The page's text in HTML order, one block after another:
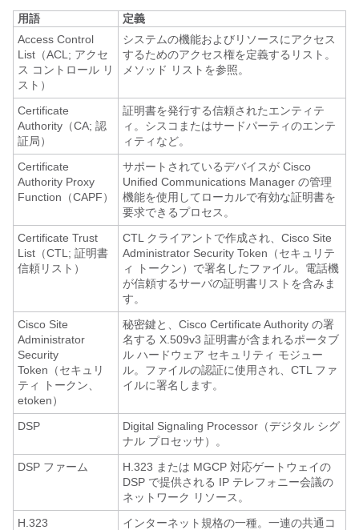
用語
定義
Access Control
List（ACL; アクセ
ス コントロール リ
スト）
システムの機能およびリソースにアクセス
するためのアクセス権を定義するリスト。
メソッド リストを参照。
Certificate
Authority（CA; 認
証局）
証明書を発行する信頼されたエンティテ
ィ。シスコまたはサードパーティのエンテ
ィティなど。
Certificate
Authority Proxy
Function（CAPF）
サポートされているデバイスが Cisco
Unified Communications Manager の管理
機能を使用してローカルで有効な証明書を
要求できるプロセス。
Certificate Trust
List（CTL; 証明書
信頼リスト）
CTL クライアントで作成され、Cisco Site
Administrator Security Token（セキュリテ
ィ トークン）で署名したファイル。電話機
が信頼するサーバの証明書リストを含みま
す。
Cisco Site
Administrator
Security
Token（セキュリ
ティ トークン、
etoken）
秘密鍵と、Cisco Certificate Authority の署
名する X.509v3 証明書が含まれるポータブ
ル ハードウェア セキュリティ モジュー
ル。ファイルの認証に使用され、CTL ファ
イルに署名します。
DSP
Digital Signaling Processor（デジタル シグ
ナル プロセッサ）。
DSP ファーム
H.323 または MGCP 対応ゲートウェイの
DSP で提供される IP テレフォニー会議の
ネットワーク リソース。
H.323
インターネット規格の一種。一連の共通コ